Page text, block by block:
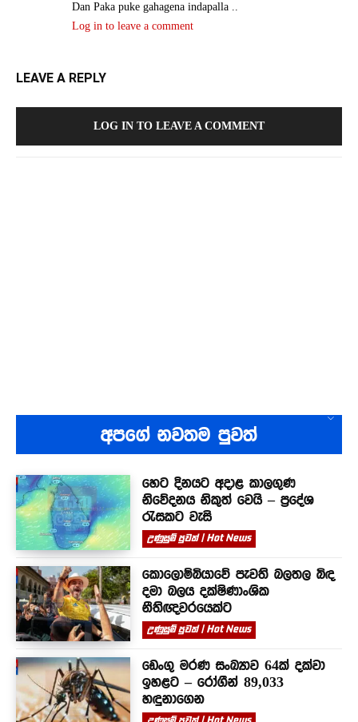
Dan Paka puke gahagena indapalla ..
Log in to leave a comment
LEAVE A REPLY
LOG IN TO LEAVE A COMMENT
අපගේ නවතම පුවත්
හෙට දිනයට අදාළ කාලගුණ
නිවේදනය නිකුත් වෙයි – ප්‍රදේශ
රැසකට වැසි
උණුසුම් පුවත් | Hot News
කොලොම්බියාවේ පැවති බලතල බිඳ
දමා බලය දක්ෂිණාංශික
නීතිඥවරයෙක්ට
උණුසුම් පුවත් | Hot News
ඩෙංගු මරණ සංඛ්‍යාව 64ක් දක්වා
ඉහළට – රෝගීන් 89,033
හඳුනාගෙන